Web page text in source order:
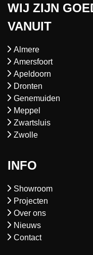
WIJ ZIJN
VANUIT
Almere
Amersfoort
Apeldoorn
Dronten
Genemuiden
Meppel
Zwartsluis
Zwolle
INFO
Showroom
Projecten
Over ons
Nieuws
Contact